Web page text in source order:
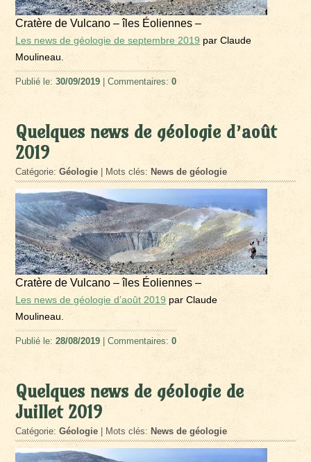
Cratère de Vulcano – îles Éoliennes –
Les news de géologie de septembre 2019 par Claude
Moulineau.
Publié le:30/09/2019 | Commentaires:0
Quelques news de géologie d’août
2019
Catégorie:Géologie | Mots clés: News de géologie
Cratère de Vulcano – îles Éoliennes –
Les news de géologie d’août 2019 par Claude
Moulineau.
Publié le:28/08/2019 | Commentaires:0
Quelques news de géologie de
Juillet 2019
Catégorie:Géologie | Mots clés: News de géologie